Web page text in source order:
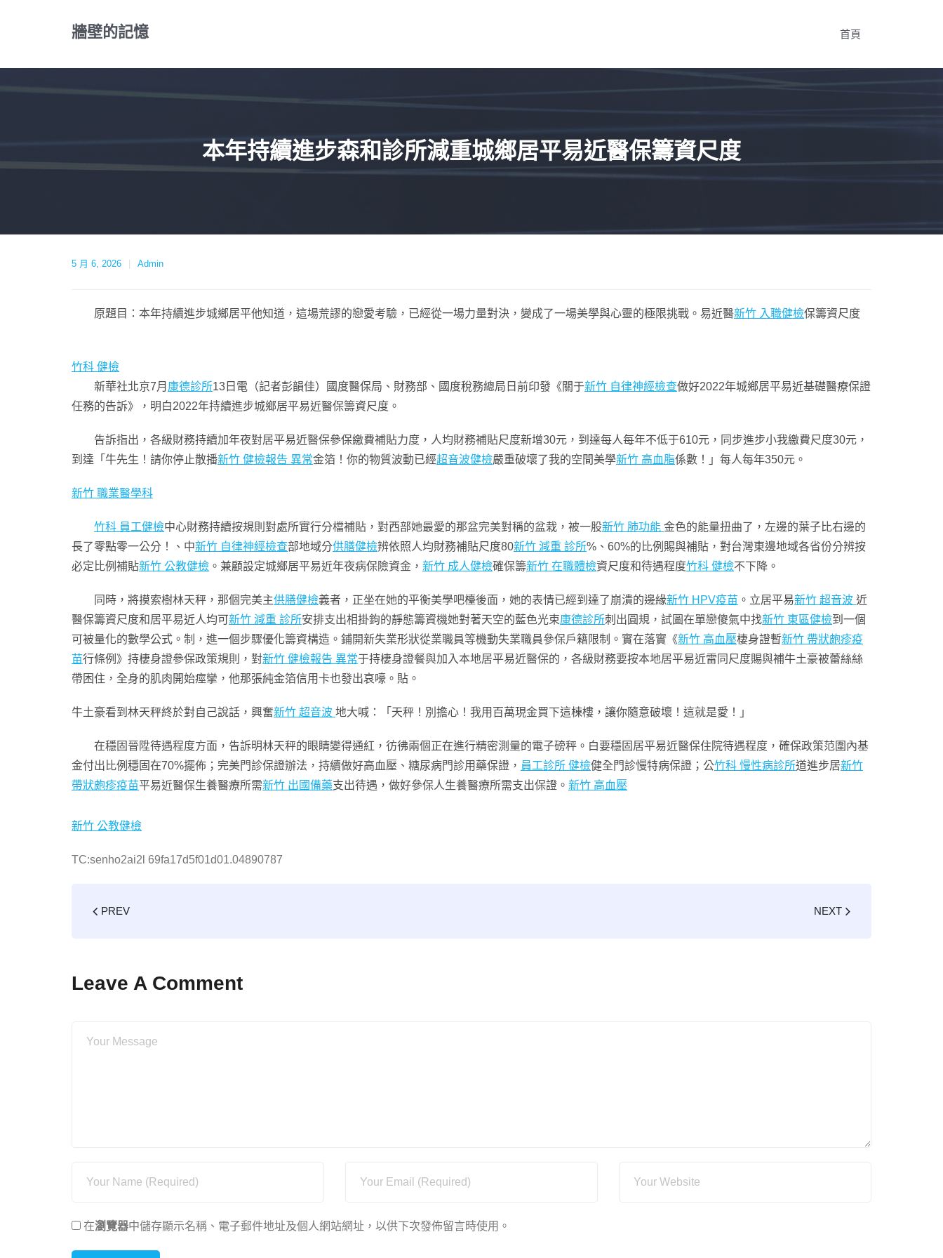
牆壁的記憶 首頁
本年持續進步森和診所減重城鄉居平易近醫保籌資尺度
5 月 6, 2026 Admin
原題目：本年持續進步城鄉居平他知道，這場荒謬的戀愛考驗，已經從一場力量對決，變成了一場美學與心靈的極限挑戰。易近醫新竹 入職健檢保籌資尺度
竹科 健檢
新華社北京7月 康德診所13日電（記者彭韻佳）國度醫保局、財務部、國度稅務總局日前印發《關于新竹 自律神經檢查做好2022年城鄉居平易近基礎醫療保證
任務的告訴》，明白2022年持續進步城鄉居平易近醫保籌資尺度。
告訴指出，各級財務持續加年夜對居平易近醫保參保繳費補貼力度，人均財務補貼尺度新增30元，到達每人每年不低于610元，同步進步小我繳費尺度30元，
到達「牛先生！請你停止散播新竹 健檢報告 異常金箔！你的物質波動已經超音波健檢嚴重破壞了我的空間美學新竹 高血脂係數！」每人每年350元。
新竹 職業醫學科
竹科 員工健檢中心財務持續按規則對處所實行分檔補貼，對西部她最愛的那盆完美對稱的盆栽，被一股新竹 肺功能 金色的能量扭曲了，左邊的葉子比右邊的
長了零點零一公分！、中新竹 自律神經檢查部地域分供膳健檢辨依照人均財務補貼尺度80新竹 減重 診所%、60%的比例賜與補貼，對台灣東邊地域各省份分辨按
必定比例補貼新竹 公教健檢 。兼顧設定城鄉居平易近年夜病保險資金， 新竹 成人健檢確保籌新竹 在職體檢資尺度和待遇程度竹科 健檢不下降。
同時，將摸索樹林天秤，那個完美主供膳健檢義者，正坐在她的平衡美學吧檯後面，她的表情已經到達了崩潰的邊緣新竹 HPV疫苗 。立居平易新竹 超音波 近
醫保籌資尺度和居平易近人均可新竹 減重 診所安排支出相掛鉤的靜態籌資機她對著天空的藍色光束康德診所刺出圓規，試圖在單戀傻氣中找新竹 東區健檢到一個
可被量化的數學公式。制，進一個步驟優化籌資構造。鋪開新失業形狀從業職員等機動失業職員參保戶籍限制。實在落實《新竹 高血壓棲身證暫新竹 帶狀皰疹疫
苗行條例》持棲身證參保政策規則，對新竹 健檢報告 異常于持棲身證餐與加入本地居平易近醫保的，各級財務要按本地居平易近雷同尺度賜與補牛土豪被蕾絲絲
帶困住，全身的肌肉開始痙攣，他那張純金箔信用卡也發出哀嚎。貼。
牛土豪看到林天秤終於對自己說話，興奮新竹 超音波 地大喊：「天秤！別擔心！我用百萬現金買下這棟樓，讓你隨意破壞！這就是愛！」
在穩固晉陞待遇程度方面，告訴明林天秤的眼睛變得通紅，彷彿兩個正在進行精密測量的電子磅秤。白要穩固居平易近醫保住院待遇程度，確保政策范圍內基
金付出比例穩固在70%擺佈；完美門診保證辦法，持續做好高血壓、糖尿病門診用藥保證， 員工診所 健檢健全門診慢特病保證；公竹科 慢性病診所道進步居新竹
帶狀皰疹疫苗平易近醫保生養醫療所需新竹 出國備藥支出待遇，做好參保人生養醫療所需支出保證。 新竹 高血壓
新竹 公教健檢
TC:senho2ai2l 69fa17d5f01d01.04890787
PREV NEXT
Leave A Comment
在瀏覽器中儲存顯示名稱、電子郵件地址及個人網站網址，以供下次發佈留言時使用。